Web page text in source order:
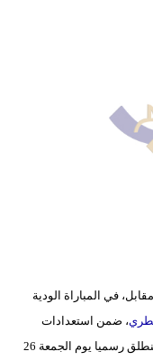
مرأة
أزياء
في المباراة الودية
، ضمن استعدادات
الفريق السوسي للموسم الرياضي الجديد، الذي ينطلق رسميا يوم الجمعة 26